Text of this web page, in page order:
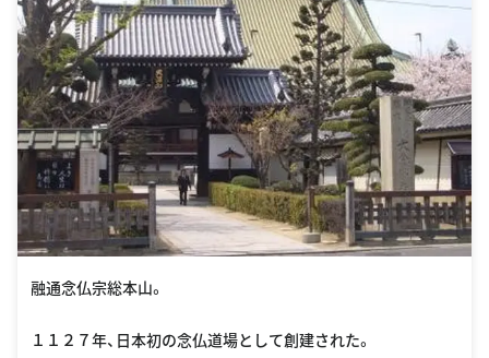
融通念仏宗総本山。
１１２７年、日本初の念仏道場として創建された。